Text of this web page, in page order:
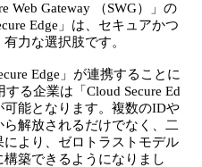
Web Gateway （SWG）」の
Edge」は、セキュアかつ
力な選択肢です。
Edge」が連携することに
る企業は「Cloud Secure Ed
能となります。複数のIDや
解放されるだけでなく、二
より、ゼロトラストモデル
築できるようになりまし